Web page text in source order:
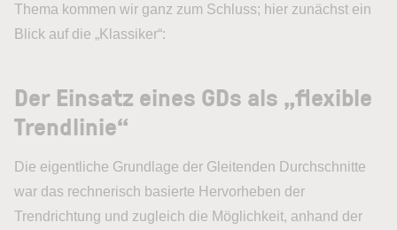
Thema kommen wir ganz zum Schluss; hier zunächst ein
Blick auf die „Klassiker“:
Der Einsatz eines GDs als „flexible
Trendlinie“
Die eigentliche Grundlage der Gleitenden Durchschnitte
war das rechnerisch basierte Hervorheben der
Trendrichtung und zugleich die Möglichkeit, anhand der